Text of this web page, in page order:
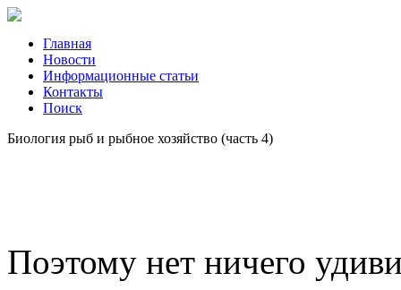
Главная
Новости
Информационные статьи
Контакты
Поиск
Биология рыб и рыбное хозяйство (часть 4)
Поэтому нет ничего